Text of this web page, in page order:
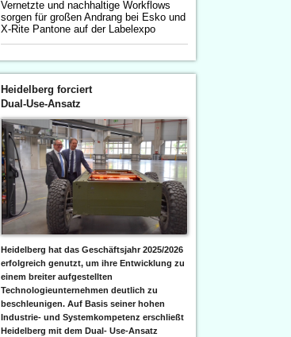
Vernetzte und nachhaltige Workflows
sorgen für großen Andrang bei Esko und
X-Rite Pantone auf der Labelexpo
Heidelberg forciert
Dual-Use-Ansatz
Heidelberg hat das Geschäftsjahr 2025/2026
erfolgreich genutzt, um ihre Entwicklung zu
einem breiter aufgestellten
Technologieunternehmen deutlich zu
beschleunigen. Auf Basis seiner hohen
Industrie- und Systemkompetenz erschließt
Heidelberg mit dem Dual- Use-Ansatz